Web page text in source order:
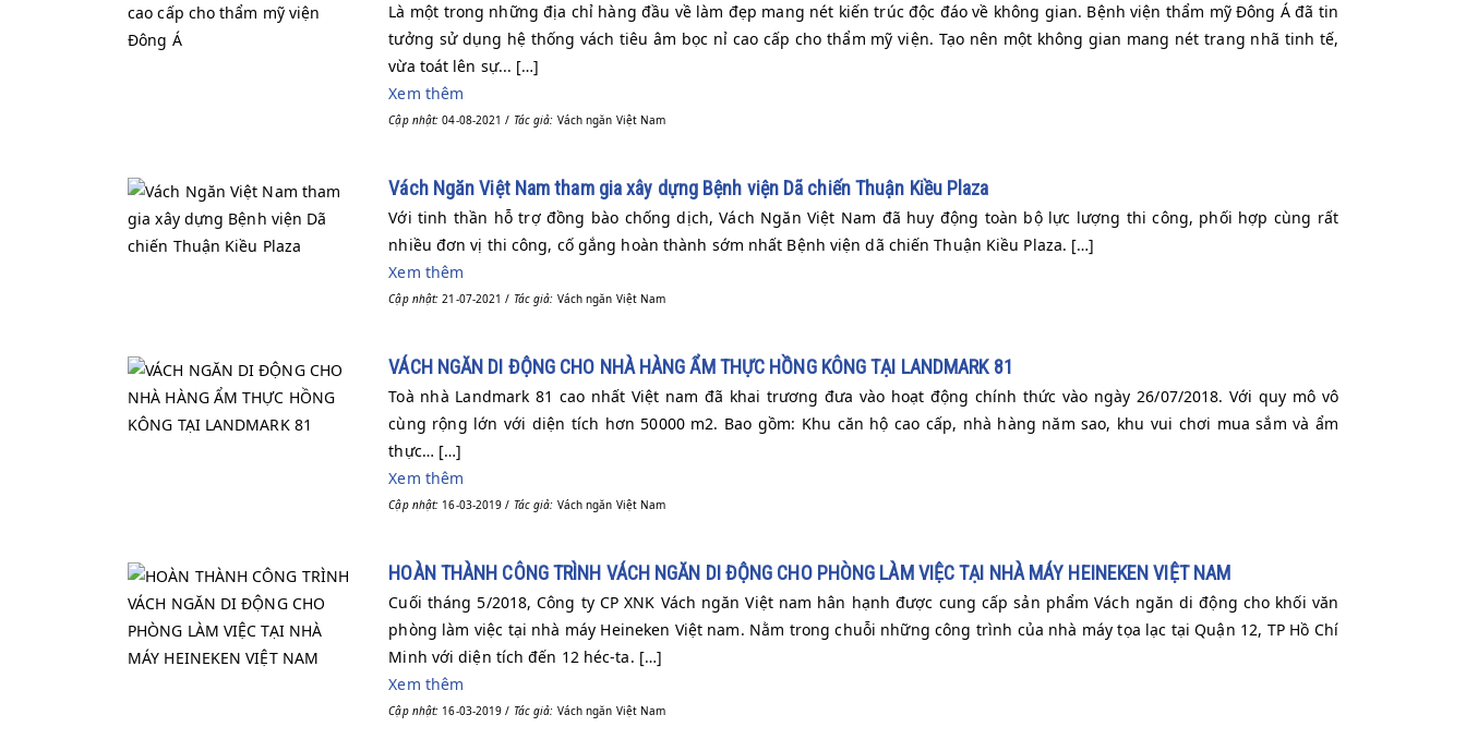
Là một trong những địa chỉ hàng đầu về làm đẹp mang nét kiến trúc độc đáo về không gian. Bệnh viện thẩm mỹ Đông Á đã tin
tưởng sử dụng hệ thống vách tiêu âm bọc nỉ cao cấp cho thẩm mỹ viện. Tạo nên một không gian mang nét trang nhã tinh tế,
vừa toát lên sự... […]
Xem thêm
Cập nhật: 04-08-2021 / Tác giả: Vách ngăn Việt Nam
Vách Ngăn Việt Nam tham gia xây dựng Bệnh viện Dã chiến Thuận Kiều Plaza
Với tinh thần hỗ trợ đồng bào chống dịch, Vách Ngăn Việt Nam đã huy động toàn bộ lực lượng thi công, phối hợp cùng rất
nhiều đơn vị thi công, cố gắng hoàn thành sớm nhất Bệnh viện dã chiến Thuận Kiều Plaza. […]
Xem thêm
Cập nhật: 21-07-2021 / Tác giả: Vách ngăn Việt Nam
VÁCH NGĂN DI ĐỘNG CHO NHÀ HÀNG ẨM THỰC HỒNG KÔNG TẠI LANDMARK 81
Toà nhà Landmark 81 cao nhất Việt nam đã khai trương đưa vào hoạt động chính thức vào ngày 26/07/2018. Với quy mô vô
cùng rộng lớn với diện tích hơn 50000 m2. Bao gồm: Khu căn hộ cao cấp, nhà hàng năm sao, khu vui chơi mua sắm và ẩm
thực… […]
Xem thêm
Cập nhật: 16-03-2019 / Tác giả: Vách ngăn Việt Nam
HOÀN THÀNH CÔNG TRÌNH VÁCH NGĂN DI ĐỘNG CHO PHÒNG LÀM VIỆC TẠI NHÀ MÁY HEINEKEN VIỆT NAM
Cuối tháng 5/2018, Công ty CP XNK Vách ngăn Việt nam hân hạnh được cung cấp sản phẩm Vách ngăn di động cho khối văn
phòng làm việc tại nhà máy Heineken Việt nam. Nằm trong chuỗi những công trình của nhà máy tọa lạc tại Quận 12, TP Hồ Chí
Minh với diện tích đến 12 héc-ta. […]
Xem thêm
Cập nhật: 16-03-2019 / Tác giả: Vách ngăn Việt Nam